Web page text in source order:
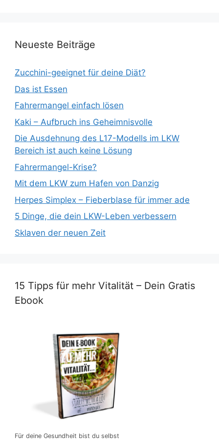
Neueste Beiträge
Zucchini-geeignet für deine Diät?
Das ist Essen
Fahrermangel einfach lösen
Kaki – Aufbruch ins Geheimnisvolle
Die Ausdehnung des L17-Modells im LKW
Bereich ist auch keine Lösung
Fahrermangel-Krise?
Mit dem LKW zum Hafen von Danzig
Herpes Simplex – Fieberblase für immer ade
5 Dinge, die dein LKW-Leben verbessern
Sklaven der neuen Zeit
15 Tipps für mehr Vitalität – Dein Gratis
Ebook
Für deine Gesundheit bist du selbst